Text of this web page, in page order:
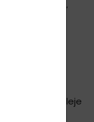
pri nevoľnosti,
esenciálne oleje
a